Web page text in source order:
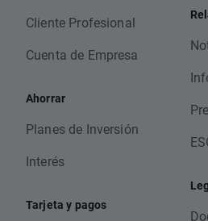
Cliente Profesional
Cuenta de Empresa
Ahorrar
Planes de Inversión
Interés
Tarjeta y pagos